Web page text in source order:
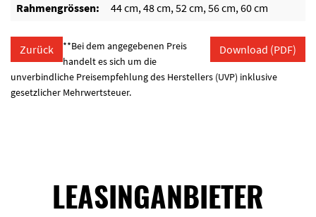
Rahmengrössen:
44 cm, 48 cm, 52 cm, 56 cm, 60 cm
Zurück Download (PDF)
**Bei dem angegebenen Preis
handelt es sich um die
unverbindliche Preisempfehlung des Herstellers (UVP) inklusive
gesetzlicher Mehrwertsteuer.
LEASINGANBIETER